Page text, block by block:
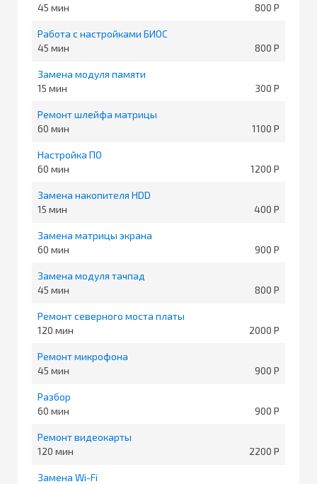
45
800
Работа с настройками БИОС
45
800
Замена модуля памяти
15
300
Ремонт шлейфа матрицы
60
1100
Настройка ПО
60
1200
Замена накопителя HDD
15
400
Замена матрицы экрана
60
900
Замена модуля тачпад
45
800
Ремонт северного моста платы
120
2000
Ремонт микрофона
45
900
Разбор
60
900
Ремонт видеокарты
120
2200
Замена Wi-Fi